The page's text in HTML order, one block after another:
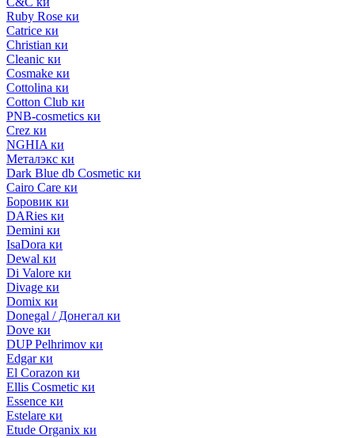
Ruby Rose ки
Catrice ки
Christian ки
Cleanic ки
Cosmake ки
Cottolina ки
Cotton Club ки
PNB-cosmetics ки
Crez ки
NGHIA ки
Металэкс ки
Dark Blue db Cosmetic ки
Cairo Care ки
Боровик ки
DARies ки
Demini ки
IsaDora ки
Dewal ки
Di Valore ки
Divage ки
Domix ки
Donegal / Донегал ки
Dove ки
DUP Pelhrimov ки
Edgar ки
El Corazon ки
Ellis Cosmetic ки
Essence ки
Estelare ки
Etude Organix ки